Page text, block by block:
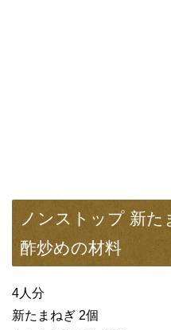
ノンストップ 新
酢炒めの材料
4人分
新たまねぎ 2個